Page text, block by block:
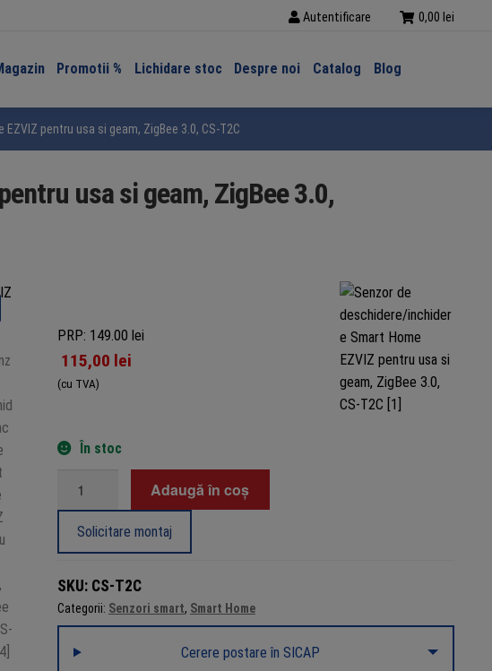
Autentificare 0,00 lei
Promotii % Lichidare stoc Despre noi Catalog Blog
pentru usa si geam, ZigBee 3.0, CS-T2C
usa si geam, ZigBee 3.0,
PRP: 149.00 lei
115,00 lei
(cu TVA)
În stoc
Home
EZVIZ
usa
Adaugă în coș
Solicitare montaj
SKU: CS-T2C
Categorii: Senzori smart, Smart Home
Cerere postare în SICAP